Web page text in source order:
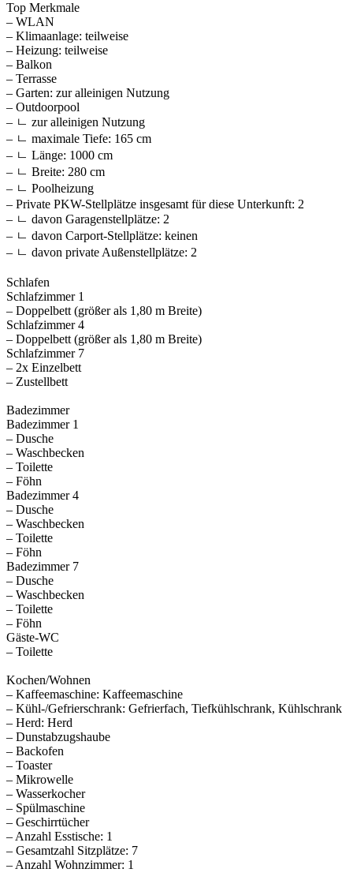
Top Merkmale
– WLAN
– Klimaanlage: teilweise
– Heizung: teilweise
– Balkon
– Terrasse
– Garten: zur alleinigen Nutzung
– Outdoorpool
– ㄴ zur alleinigen Nutzung
– ㄴ maximale Tiefe: 165 cm
– ㄴ Länge: 1000 cm
– ㄴ Breite: 280 cm
– ㄴ Poolheizung
– Private PKW-Stellplätze insgesamt für diese Unterkunft: 2
– ㄴ davon Garagenstellplätze: 2
– ㄴ davon Carport-Stellplätze: keinen
– ㄴ davon private Außen­stellplätze: 2
Schlafen
Schlafzimmer 1
– Doppelbett (größer als 1,80 m Breite)
Schlafzimmer 4
– Doppelbett (größer als 1,80 m Breite)
Schlafzimmer 7
– 2x Einzelbett
– Zustellbett
Badezimmer
Badezimmer 1
– Dusche
– Waschbecken
– Toilette
– Föhn
Badezimmer 4
– Dusche
– Waschbecken
– Toilette
– Föhn
Badezimmer 7
– Dusche
– Waschbecken
– Toilette
– Föhn
Gäste-WC
– Toilette
Kochen/Wohnen
– Kaffeemaschine: Kaffeemaschine
– Kühl-/Gefrierschrank: Gefrierfach, Tiefkühlschrank, Kühlschrank
– Herd: Herd
– Dunstabzugshaube
– Backofen
– Toaster
– Mikrowelle
– Wasserkocher
– Spülmaschine
– Geschirrtücher
– Anzahl Esstische: 1
– Gesamtzahl Sitzplätze: 7
– Anzahl Wohnzimmer: 1